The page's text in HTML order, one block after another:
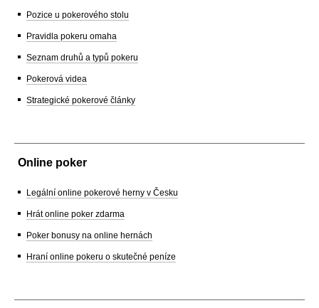
Pozice u pokerového stolu
Pravidla pokeru omaha
Seznam druhů a typů pokeru
Pokerová videa
Strategické pokerové články
Online poker
Legální online pokerové herny v Česku
Hrát online poker zdarma
Poker bonusy na online hernách
Hraní online pokeru o skutečné peníze